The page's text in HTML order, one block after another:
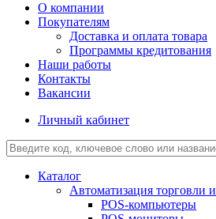
О компании
Покупателям
Доставка и оплата товара
Программы кредитования
Наши работы
Контакты
Вакансии
Личный кабинет
Каталог
Автоматизация торговли
POS-компьютеры